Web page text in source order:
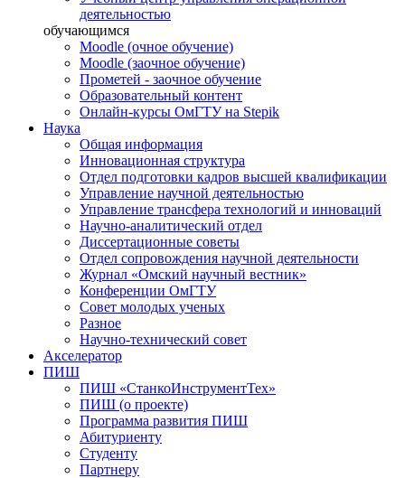
деятельностью
обучающимся
Moodle (очное обучение)
Moodle (заочное обучение)
Прометей - заочное обучение
Образовательный контент
Онлайн-курсы ОмГТУ на Stepik
Наука
Общая информация
Инновационная структура
Отдел подготовки кадров высшей квалификации
Управление научной деятельностью
Управление трансфера технологий и инноваций
Научно-аналитический отдел
Диссертационные советы
Отдел сопровождения научной деятельности
Журнал «Омский научный вестник»
Конференции ОмГТУ
Совет молодых ученых
Разное
Научно-технический совет
Акселератор
ПИШ
ПИШ «СтанкоИнструментТех»
ПИШ (о проекте)
Программа развития ПИШ
Абитуриенту
Студенту
Партнеру